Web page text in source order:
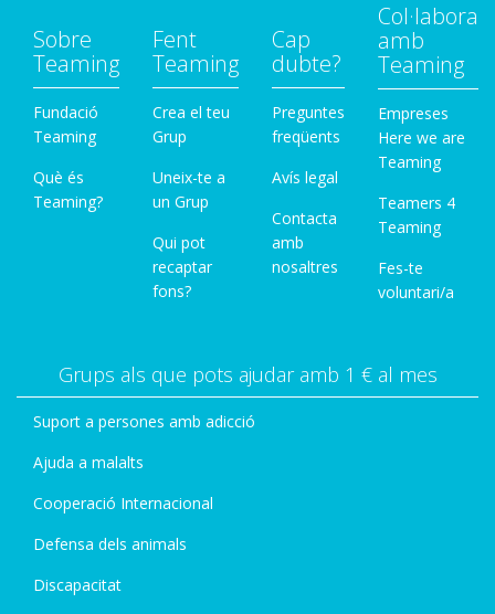
Sobre
Teaming
Fundació
Teaming
Què és
Teaming?
Fent
Teaming
Crea el teu
Grup
Uneix-te a
un Grup
Qui pot
recaptar
fons?
Cap
dubte?
Preguntes
freqüents
Avís legal
Contacta
amb
nosaltres
Col·labora
amb
Teaming
Empreses
Here we are
Teaming
Teamers 4
Teaming
Fes-te
voluntari/a
Grups als que pots ajudar amb 1 € al mes
Suport a persones amb adicció
Ajuda a malalts
Cooperació Internacional
Defensa dels animals
Discapacitat